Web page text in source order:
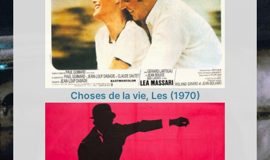
Choses de la vie, Les (1970)